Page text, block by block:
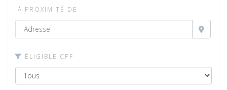
À PROXIMITÉ DE
ÉLIGIBLE CPF